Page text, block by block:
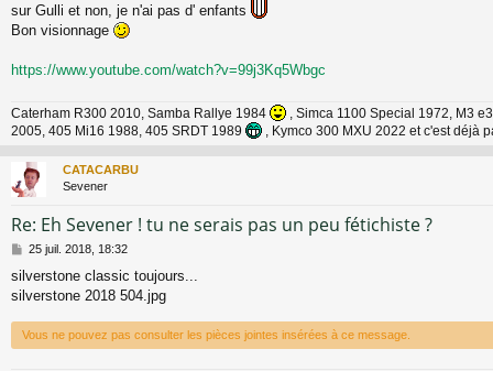
g
e
sur Gulli et non, je n'ai pas d' enfants
Bon visionnage
https://www.youtube.com/watch?v=99j3Kq5Wbgc
Caterham R300 2010, Samba Rallye 1984
, Simca 1100 Special 1972, M3
2005, 405 Mi16 1988, 405 SRDT 1989
, Kymco 300 MXU 2022 et c'est déjà
CATACARBU
Sevener
Re: Eh Sevener ! tu ne serais pas un peu fétichiste ?
M
s
s
g
e
25 juil. 2018, 18:32
silverstone classic toujours...
silverstone 2018 504.jpg
Vous ne pouvez pas consulter les pièces jointes insérées à ce message.